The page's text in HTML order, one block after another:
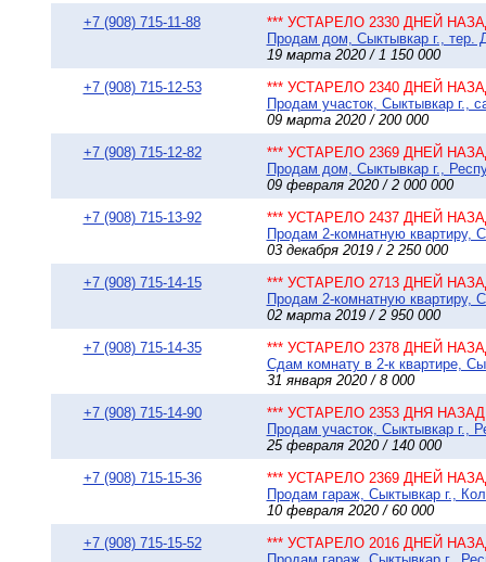
+7 (908) 715-11-88
*** УСТАРЕЛО 2330 ДНЕЙ
Продам дом, Сыктывкар г., тер.
19 марта 2020 / 1 150 000
+7 (908) 715-12-53
*** УСТАРЕЛО 2340 ДНЕЙ
Продам участок, Сыктывкар г.,
09 марта 2020 / 200 000
+7 (908) 715-12-82
*** УСТАРЕЛО 2369 ДНЕЙ
Продам дом, Сыктывкар г.,
09 февраля 2020 / 2 000 000
+7 (908) 715-13-92
*** УСТАРЕЛО 2437 ДНЕЙ
Продам 2-комнатную квартиру,
03 декабря 2019 / 2 250 000
+7 (908) 715-14-15
*** УСТАРЕЛО 2713 ДНЕЙ
Продам 2-комнатную квартиру,
02 марта 2019 / 2 950 000
+7 (908) 715-14-35
*** УСТАРЕЛО 2378 ДНЕЙ
Сдам комнату в 2-к квартире,
31 января 2020 / 8 000
+7 (908) 715-14-90
*** УСТАРЕЛО 2353 ДНЯ НАЗАД
Продам участок, Сыктывкар г.,
25 февраля 2020 / 140 000
+7 (908) 715-15-36
*** УСТАРЕЛО 2369 ДНЕЙ
Продам гараж, Сыктывкар г.,
10 февраля 2020 / 60 000
+7 (908) 715-15-52
*** УСТАРЕЛО 2016 ДНЕЙ